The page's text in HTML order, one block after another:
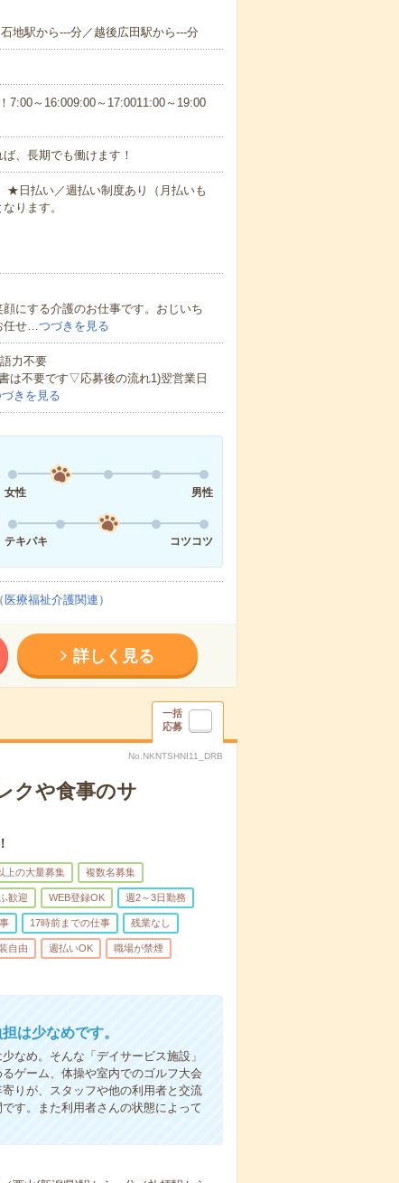
地駅から---分／越後広田駅から---分
～16:009:00～17:0011:00～19:00
長期でも働けます！
日払い／週払い制度あり（月払いも
ります。
にする介護のお仕事です。おじいち
任せ…つづきを見る
力不要
は不要です▽応募後の流れ1)翌営業日
きを見る
女性
男性
テキパキ
コツコツ
療福祉介護関連）
詳しく見る
一括
応募
No.NKNTSHNI11_DRB
クや食事のサ
上の大量募集 複数名募集
歓迎 WEB登録OK 週2～3日勤務
17時前までの仕事 残業なし
自由 週払いOK 職場が禁煙
は少なめです。
なめ。そんな「デイサービス施設」
ゲーム、体操や室内でのゴルフ大会
りが、スタッフや他の利用者と交流
す。また利用者さんの状態によって